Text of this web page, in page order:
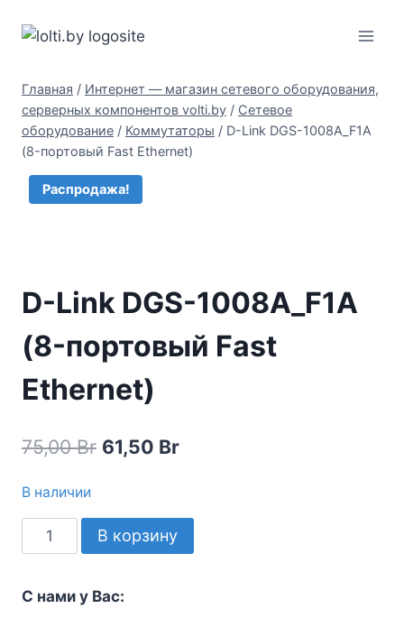
Главная / Интернет — магазин сетевого оборудования,
серверных компонентов volti.by / Сетевое
оборудование / Коммутаторы / D-Link DGS-1008A_F1A
(8-портовый Fast Ethernet)
Распродажа!
D-Link DGS-1008A_F1A
(8-портовый Fast
Ethernet)
75,00Br Первоначальная
75,00 Br.
61,50 BrТекущая
В наличии
Количество
товара
Link
В корзину
С нами у Вас: